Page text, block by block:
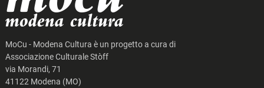
MoCu - Modena Cultura è un progetto a cura di
Associazione Culturale Stòff
via Morandi, 71
41122 Modena (MO)